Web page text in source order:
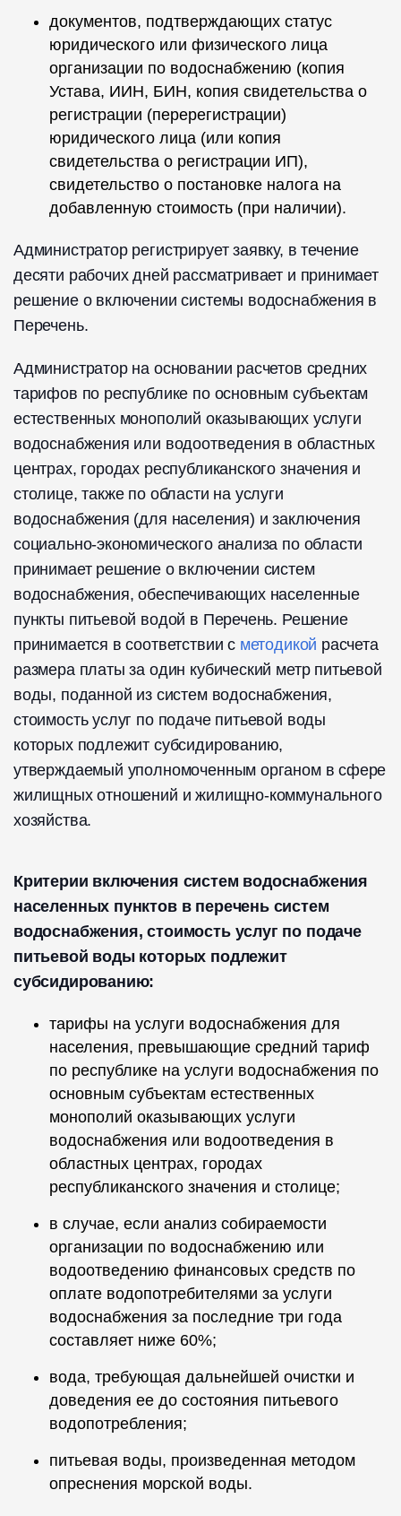
документов, подтверждающих статус
юридического или физического лица
организации по водоснабжению (копия
Устава, ИИН, БИН, копия свидетельства о
регистрации (перерегистрации)
юридического лица (или копия
свидетельства о регистрации ИП),
свидетельство о постановке налога на
добавленную стоимость (при наличии).
Администратор регистрирует заявку, в течение
десяти рабочих дней рассматривает и принимает
решение о включении системы водоснабжения в
Перечень.
Администратор на основании расчетов средних
тарифов по республике по основным субъектам
естественных монополий оказывающих услуги
водоснабжения или водоотведения в областных
центрах, городах республиканского значения и
столице, также по области на услуги
водоснабжения (для населения) и заключения
социально-экономического анализа по области
принимает решение о включении систем
водоснабжения, обеспечивающих населенные
пункты питьевой водой в Перечень. Решение
принимается в соответствии с методикой расчета
размера платы за один кубический метр питьевой
воды, поданной из систем водоснабжения,
стоимость услуг по подаче питьевой воды
которых подлежит субсидированию,
утверждаемый уполномоченным органом в сфере
жилищных отношений и жилищно-коммунального
хозяйства.
Критерии включения систем водоснабжения
населенных пунктов в перечень систем
водоснабжения, стоимость услуг по подаче
питьевой воды которых подлежит
субсидированию:
тарифы на услуги водоснабжения для
населения, превышающие средний тариф
по республике на услуги водоснабжения по
основным субъектам естественных
монополий оказывающих услуги
водоснабжения или водоотведения в
областных центрах, городах
республиканского значения и столице;
в случае, если анализ собираемости
организации по водоснабжению или
водоотведению финансовых средств по
оплате водопотребителями за услуги
водоснабжения за последние три года
составляет ниже 60%;
вода, требующая дальнейшей очистки и
доведения ее до состояния питьевого
водопотребления;
питьевая воды, произведенная методом
опреснения морской воды.